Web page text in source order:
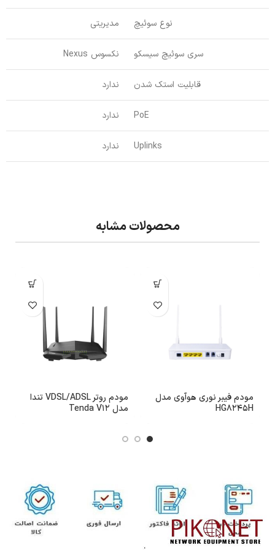
نوع سوئیچ مدیریتی
سری سوئیچ سیسکو نکسوس Nexus
قابلیت استک شدن ندارد
PoE ندارد
Uplinks ندارد
محصولات مشابه
مودم فیبر نوری هوآوی مدل
HG8245H
مودم روتر VDSL/ADSL تندا
مدل Tenda V12